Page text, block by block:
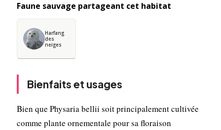
Faune sauvage partageant cet habitat
Harfang
des
neiges
Bienfaits et usages
Bien que Physaria bellii soit principalement cultivée
comme plante ornementale pour sa floraison